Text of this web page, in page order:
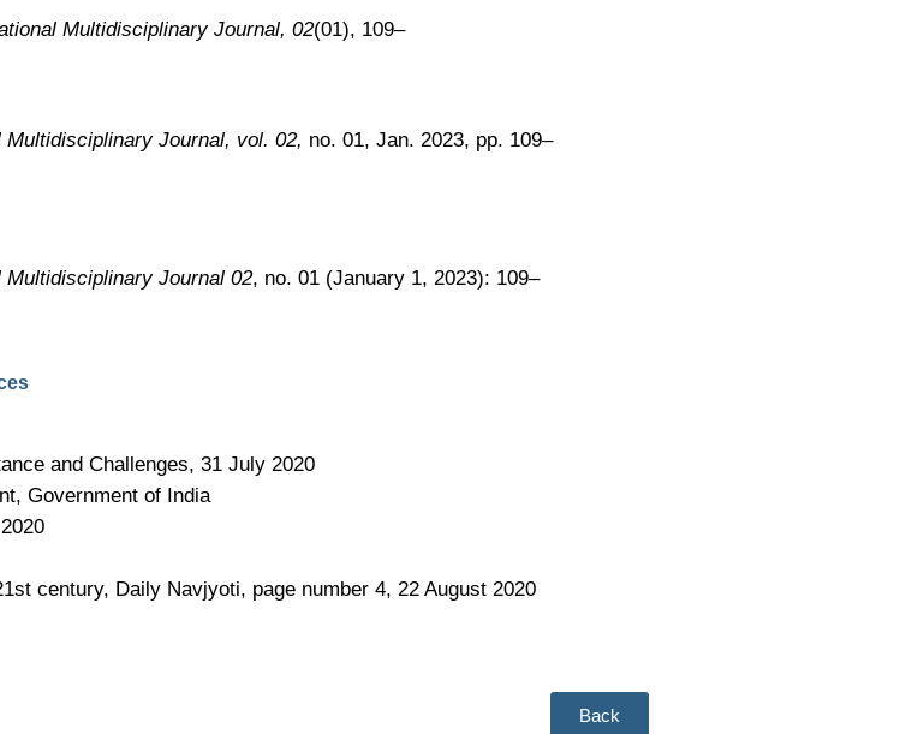
Multidisciplinary Journal, 02(01), 109–
Journal, vol. 02, no. 01, Jan. 2023, pp. 109–
Journal 02, no. 01 (January 1, 2023): 109–
and Challenges, 31 July 2020
Government of India
century, Daily Navjyoti, page number 4, 22 August 2020
Back